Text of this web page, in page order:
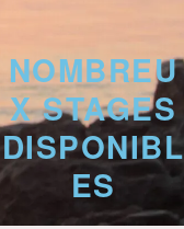
NOMBREU
X STAGES
DISPONIBL
ES